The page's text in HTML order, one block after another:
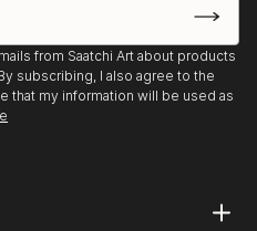
from Saatchi Art about products
subscribing, I also agree to the
that my information will be used as